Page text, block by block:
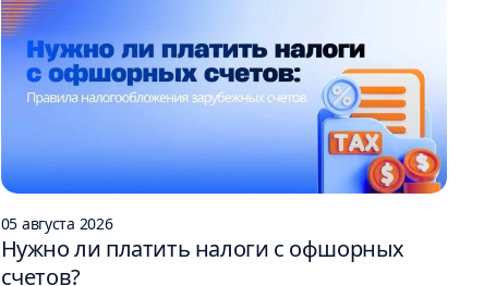
05 августа 2026
Нужно ли платить налоги с офшорных
счетов?